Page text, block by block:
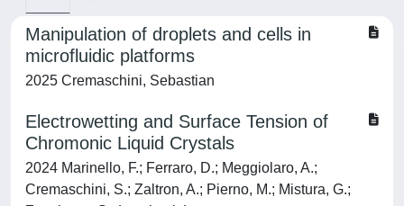
Manipulation of droplets and cells in
microfluidic platforms
2025 Cremaschini, Sebastian
Electrowetting and Surface Tension of
Chromonic Liquid Crystals
2024 Marinello, F.; Ferraro, D.; Meggiolaro, A.;
Cremaschini, S.; Zaltron, A.; Pierno, M.; Mistura, G.;